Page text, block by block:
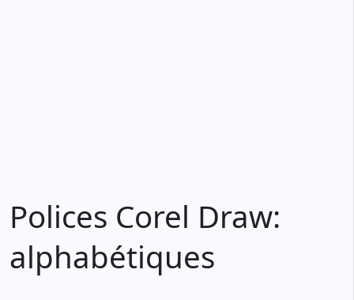
Polices Corel Draw:
alphabétiques